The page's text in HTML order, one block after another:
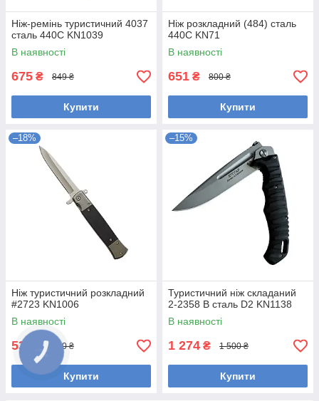
Ніж-ремінь туристичний 4037
сталь 440С KN1039
В наявності
675 ₴ 849 ₴
Купити
Ніж розкладний (484) сталь
440С KN71
В наявності
651 ₴ 800 ₴
Купити
–18%
Ніж туристичний розкладний
#2723 KN1006
В наявності
531 ₴ 650 ₴
Купити
–15%
Туристичний ніж складаний
2-2358 В сталь D2 KN1138
В наявності
1 274 ₴ 1 500 ₴
Купити